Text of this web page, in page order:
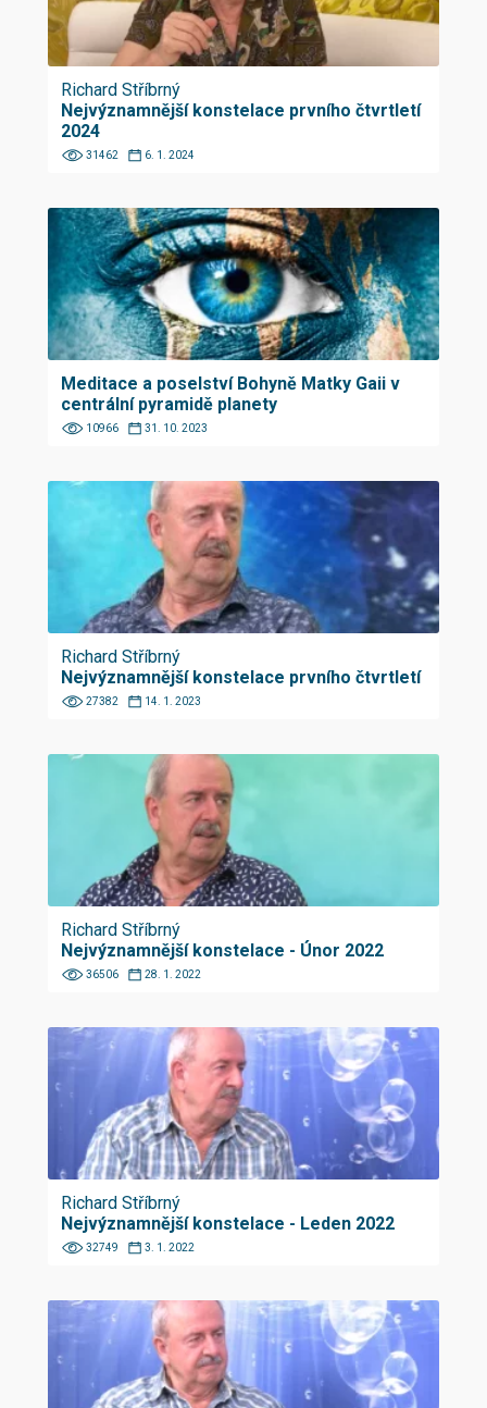
Richard Stříbrný
Nejvýznamnější konstelace prvního čtvrtletí
2024
31462 6. 1. 2024
Meditace a poselství Bohyně Matky Gaii v
centrální pyramidě planety
10966 31. 10. 2023
Richard Stříbrný
Nejvýznamnější konstelace prvního čtvrtletí
27382 14. 1. 2023
Richard Stříbrný
Nejvýznamnější konstelace - Únor 2022
36506 28. 1. 2022
Richard Stříbrný
Nejvýznamnější konstelace - Leden 2022
32749 3. 1. 2022